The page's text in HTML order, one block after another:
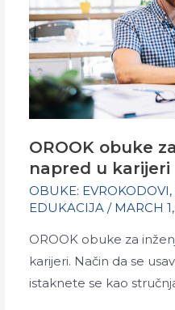
OROOK obuke
napred u karijeri
OBUKE: EVROKODOVI,
EDUKACIJA / MARCH
OROOK obuke za
karijeri. Način da se
istaknete se kao